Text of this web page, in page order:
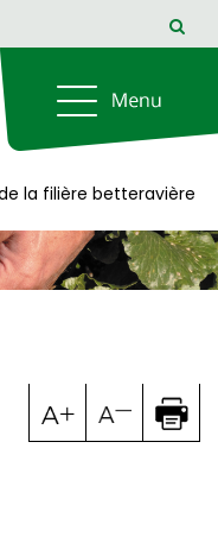
la filière betteravière